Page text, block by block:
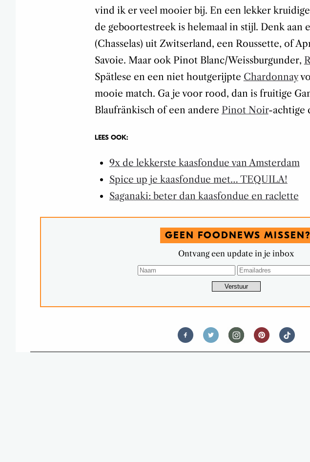
vind ik er veel mooier bij. En een lekker
de geboortestreek is helemaal in stijl. Denk aan
(Chasselas) uit Zwitserland, een Roussette, of
Savoie. Maar ook Pinot Blanc/Weissburgunder,
Spätlese en een niet houtgerijpte Chardonnay
mooie match. Ga je voor rood, dan is fruitige
Blaufränkisch of een andere Pinot Noir-achtige
LEES OOK:
9x de lekkerste kaasfondue van Amsterdam
Spice up je kaasfondue met… TEQUILA!
Saganaki: beter dan kaasfondue en raclette
GEEN FOODNEWS MISSEN?
Ontvang een update in je inbox